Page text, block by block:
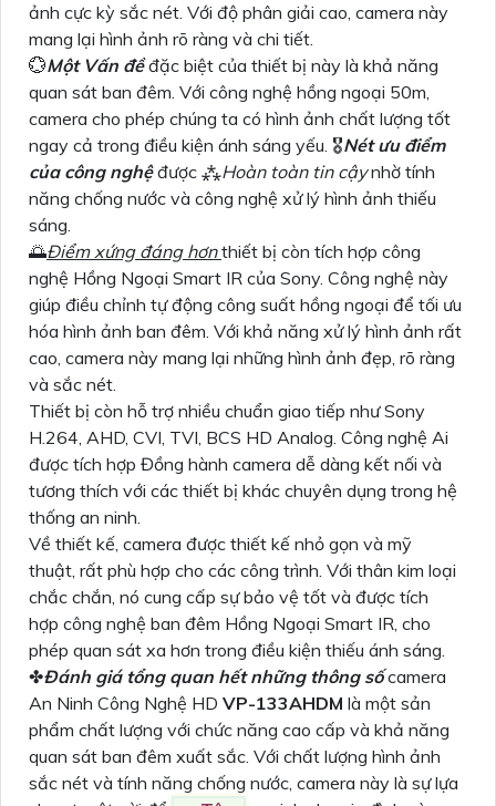
ảnh cực kỳ sắc nét. Với độ phân giải cao, camera này
mang lại hình ảnh rõ ràng và chi tiết.
💮Một Vấn đềđặc biệt của thiết bị này là khả năng
quan sát ban đêm. Với công nghệ hồng ngoại 50m,
camera cho phép chúng ta có hình ảnh chất lượng tốt
ngay cả trong điều kiện ánh sáng yếu. 🎖️Nét ưu điểm
của công nghệđược ⁂Hoàn toàn tin cậynhờ tính
năng chống nước và công nghệ xử lý hình ảnh thiếu
sáng.
🌅Điểm xứng đáng hơnthiết bị còn tích hợp công
nghệ Hồng Ngoại Smart IR của Sony. Công nghệ này
giúp điều chỉnh tự động công suất hồng ngoại để tối ưu
hóa hình ảnh ban đêm. Với khả năng xử lý hình ảnh rất
cao, camera này mang lại những hình ảnh đẹp, rõ ràng
và sắc nét.
Thiết bị còn hỗ trợ nhiều chuẩn giao tiếp như Sony
H.264, AHD, CVI, TVI, BCS HD Analog. Công nghệ Ai
được tích hợp Đồng hành camera dễ dàng kết nối và
tương thích với các thiết bị khác chuyên dụng trong hệ
thống an ninh.
Về thiết kế, camera được thiết kế nhỏ gọn và mỹ
thuật, rất phù hợp cho các công trình. Với thân kim loại
chắc chắn, nó cung cấp sự bảo vệ tốt và được tích
hợp công nghệ ban đêm Hồng Ngoại Smart IR, cho
phép quan sát xa hơn trong điều kiện thiếu ánh sáng.
✤Đánh giá tổng quan hết những thông sốcamera
An Ninh Công Nghệ HD VP-133AHDM là một sản
phẩm chất lượng với chức năng cao cấp và khả năng
quan sát ban đêm xuất sắc. Với chất lượng hình ảnh
sắc nét và tính năng chống nước, camera này là sự lựa